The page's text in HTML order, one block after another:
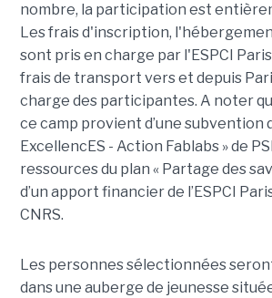
nombre, la participation est
Les frais d'inscription,
sont pris en charge par l'ESPCI Paris
frais de transport vers et depuis
charge des participantes. A noter
ce camp provient d’une subvention
ExcellencES - Action Fablabs » de
ressources du plan « Partage des
d’un apport financier de l’ESPCI
CNRS.
Les personnes sélectionnées
dans une auberge de jeunesse